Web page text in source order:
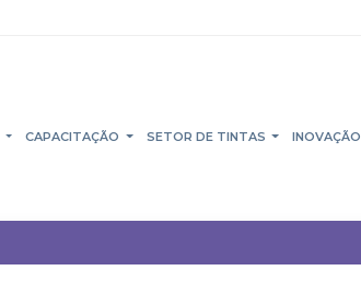
CAPACITAÇÃO SETOR DE TINTAS INOVAÇÃO